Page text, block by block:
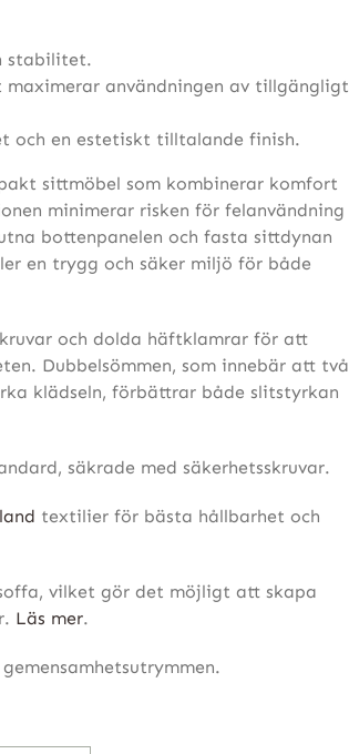
stabilitet.
användningen av tillgängligt
och en estetiskt tilltalande finish.
sittmöbel som kombinerar komfort
minimerar risken för felanvändning
bottenpanelen och fasta sittdynan
en trygg och säker miljö för både
och dolda häftklamrar för att
Dubbelsömmen, som innebär att två
klädseln, förbättrar både slitstyrkan
säkrade med säkerhetsskruvar.
textilier för bästa hållbarhet och
vilket gör det möjligt att skapa
Läs mer.